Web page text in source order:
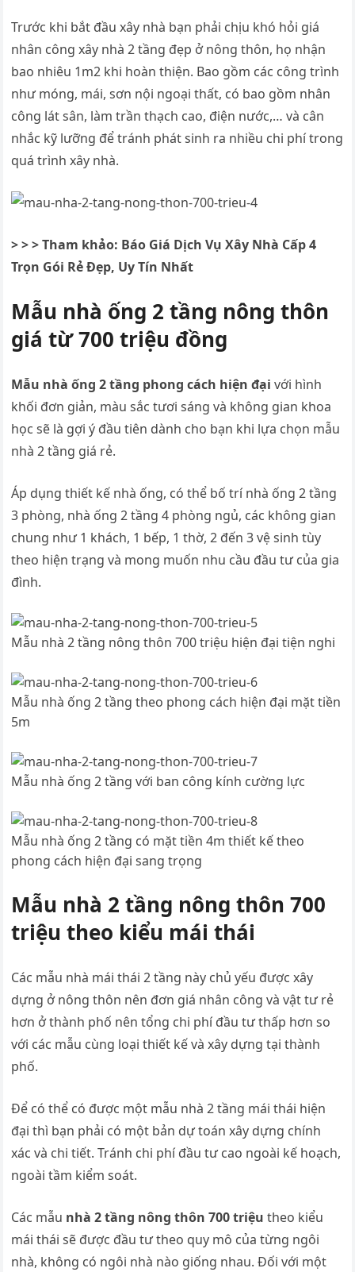
Trước khi bắt đầu xây nhà bạn phải chịu khó hỏi giá
nhân công xây nhà 2 tầng đẹp ở nông thôn, họ nhận
bao nhiêu 1m2 khi hoàn thiện. Bao gồm các công trình
như móng, mái, sơn nội ngoại thất, có bao gồm nhân
công lát sân, làm trần thạch cao, điện nước,… và cân
nhắc kỹ lưỡng để tránh phát sinh ra nhiều chi phí trong
quá trình xây nhà.
> > > Tham khảo: Báo Giá Dịch Vụ Xây Nhà Cấp 4
Trọn Gói Rẻ Đẹp, Uy Tín Nhất
Mẫu nhà ống 2 tầng nông thôn
giá từ 700 triệu đồng
Mẫu nhà ống 2 tầng phong cách hiện đại với hình
khối đơn giản, màu sắc tươi sáng và không gian khoa
học sẽ là gợi ý đầu tiên dành cho bạn khi lựa chọn mẫu
nhà 2 tầng giá rẻ.
Áp dụng thiết kế nhà ống, có thể bố trí nhà ống 2 tầng
3 phòng, nhà ống 2 tầng 4 phòng ngủ, các không gian
chung như 1 khách, 1 bếp, 1 thờ, 2 đến 3 vệ sinh tùy
theo hiện trạng và mong muốn nhu cầu đầu tư của gia
đình.
Mẫu nhà 2 tầng nông thôn 700 triệu hiện đại tiện nghi
Mẫu nhà ống 2 tầng theo phong cách hiện đại mặt tiền
5m
Mẫu nhà ống 2 tầng với ban công kính cường lực
Mẫu nhà ống 2 tầng có mặt tiền 4m thiết kế theo
phong cách hiện đại sang trọng
Mẫu nhà 2 tầng nông thôn 700
triệu theo kiểu mái thái
Các mẫu nhà mái thái 2 tầng này chủ yếu được xây
dựng ở nông thôn nên đơn giá nhân công và vật tư rẻ
hơn ở thành phố nên tổng chi phí đầu tư thấp hơn so
với các mẫu cùng loại thiết kế và xây dựng tại thành
phố.
Để có thể có được một mẫu nhà 2 tầng mái thái hiện
đại thì bạn phải có một bản dự toán xây dựng chính
xác và chi tiết. Tránh chi phí đầu tư cao ngoài kế hoạch,
ngoài tầm kiểm soát.
Các mẫu nhà 2 tầng nông thôn 700 triệu theo kiểu
mái thái sẽ được đầu tư theo quy mô của từng ngôi
nhà, không có ngôi nhà nào giống nhau. Đối với một